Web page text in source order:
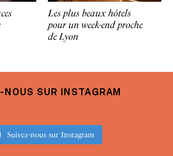
Les plus beaux hôtels
pour un week-end proche
de Lyon
NOUS SUR INSTAGRAM
Suivez-nous sur Instagram